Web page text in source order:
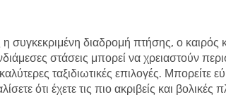
διαδρομή πτήσης, ο καιρός
στάσεις μπορεί να χρειαστούν
ταξιδιωτικές επιλογές. Μπορείτε
ότι έχετε τις πιο ακριβείς και βολικές